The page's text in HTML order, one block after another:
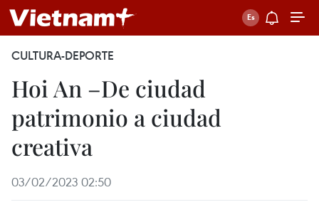
CULTURA-DEPORTE
Hoi An –De ciudad
patrimonio a ciudad
creativa
03/02/2023 02:50